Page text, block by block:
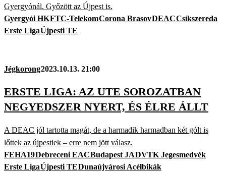
Gyergyónál. Győzött az Újpest is.
Gyergyói HKFTC-TelekomCorona BrasovDEACCsíkszereda
Erste LigaÚjpesti TE
Jégkorong2023.10.13. 21:00
ERSTE LIGA: AZ UTE SOROZATBAN
NEGYEDSZER NYERT, ÉS ÉLRE ÁLLT
A DEAC jól tartotta magát, de a harmadik harmadban két gólt is
lőttek az újpestiek – erre nem jött válasz.
FEHA19Debreceni EACBudapest JADVTK Jegesmedvék
Erste LigaÚjpesti TEDunaújvárosi Acélbikák